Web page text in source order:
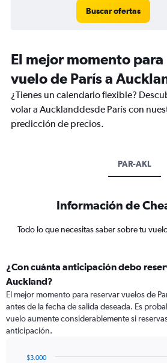
Buscar ofertas
El mejor momento para
vuelo de París a
¿Tienes un calendario flexible?
volar a Aucklanddesde París con
predicción de precios.
PAR-AKL
Información de
Todo lo que necesitas saber sobre tu
¿Con cuánta anticipación debo
Auckland?
El mejor momento para reservar vuelos de
antes de la fecha de salida deseada. Es
vuelo aumente considerablemente si
anticipación.
$3.000